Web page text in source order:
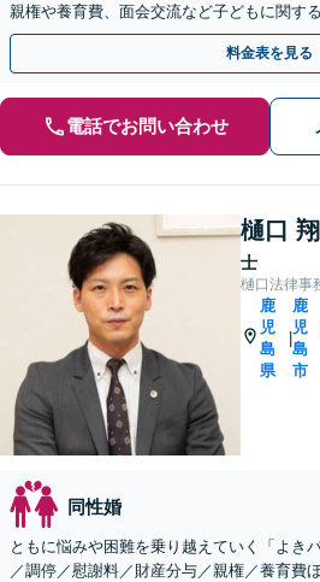
親権や養育費、面会交流など子どもに関す
寧に対応「安心の費用体系／経済状況に応
料金表を見る
電話でお問い合わせ
樋口
士
樋口法律事
鹿
児
島
県
|
鹿
児
島
市
同性婚
ともに悩みや困難を乗り越えていく「よき
／調停／慰謝料／財産分与／親権／養育費